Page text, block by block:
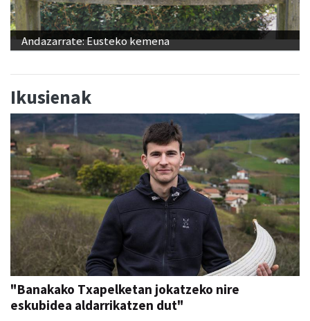
Andazarrate: Eusteko kemena
Ikusienak
"Banakako Txapelketan jokatzeko nire
eskubidea aldarrikatzen dut"